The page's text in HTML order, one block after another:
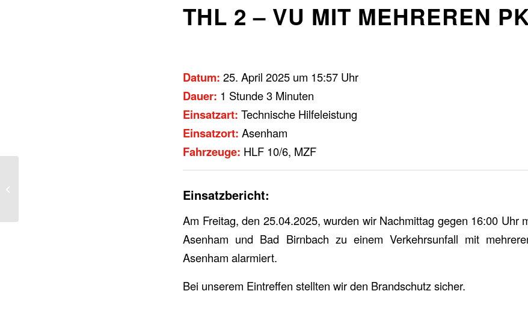
THL 2 – VU MIT MEHREREN
Datum: 25. April 2025 um 15:57 Uhr
Dauer: 1 Stunde 3 Minuten
Einsatzart: Technische Hilfeleistung
Einsatzort: Asenham
Fahrzeuge: HLF 10/6, MZF
Einsatzbericht:
Am Freitag, den 25.04.2025, wurden wir Nachmittag gegen 16:00 Uhr
Asenham und Bad Birnbach zu einem Verkehrsunfall mit
Asenham alarmiert.
Bei unserem Eintreffen stellten wir den Brandschutz sicher.